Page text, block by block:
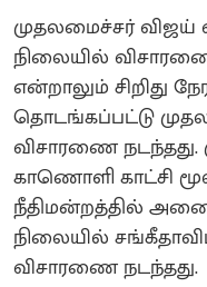
முதலமைச்சர் விஜய்
நிலையில்
என்றாலும் சிறிது
தொடங்கப்பட்டு
விசாரணை நடந்தது.
காணொளி காட்சி
நீதிமன்றத்தில்
நிலையில்
விசாரணை நடந்தது.